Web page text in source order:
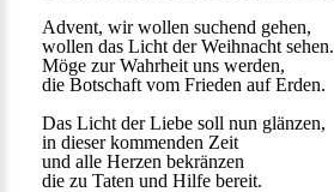
Advent, wir wollen suchend gehen,
wollen das Licht der Weihnacht sehen.
Möge zur Wahrheit uns werden,
die Botschaft vom Frieden auf Erden.
Das Licht der Liebe soll nun glänzen,
in dieser kommenden Zeit
und alle Herzen bekränzen
die zu Taten und Hilfe bereit.